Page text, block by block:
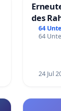
des
64
64
24 Jul